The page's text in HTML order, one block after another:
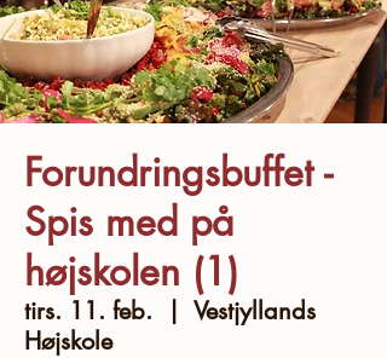
Forundringsbuffet -
Spis med på
højskolen (1)
tirs. 11. feb.
  |
Vestjyllands
Højskole